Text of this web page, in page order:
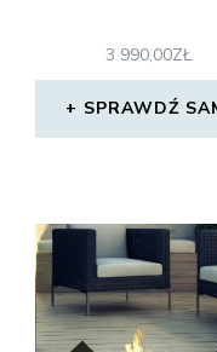
3 990,00ZŁ
SPRAWDŹ